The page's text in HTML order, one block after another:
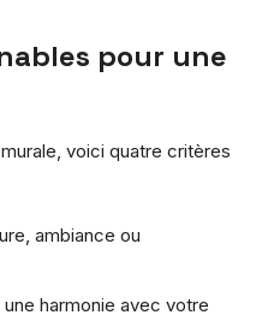
pour une
voici quatre critères
ambiance ou
harmonie avec votre